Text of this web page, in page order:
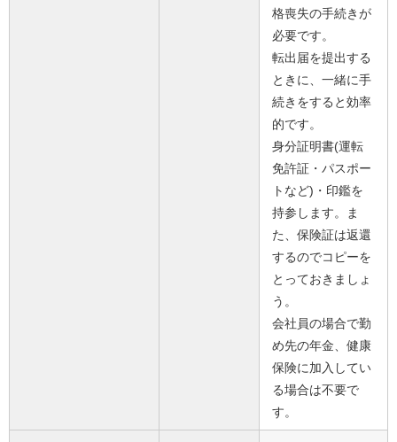
格喪失の手続きが
必要です。
転出届を提出する
ときに、一緒に手
続きをすると効率
的です。
身分証明書(運転
免許証・パスポー
トなど)・印鑑を
持参します。ま
た、保険証は返還
するのでコピーを
とっておきましょ
う。
会社員の場合で勤
め先の年金、健康
保険に加入してい
る場合は不要で
す。